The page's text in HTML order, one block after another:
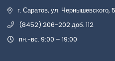
г. Саратов, ул. Чернышевского,
(8452) 206-202 доб. 112
пн.-вс. 9:00 – 19:00